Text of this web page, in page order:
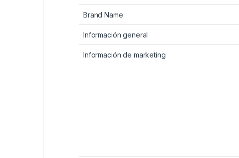
Brand Name
Información general
Información de marketing